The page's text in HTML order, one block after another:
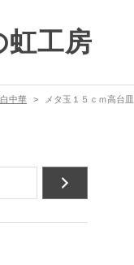
虹工房
白中華 メタ玉１５ｃｍ高